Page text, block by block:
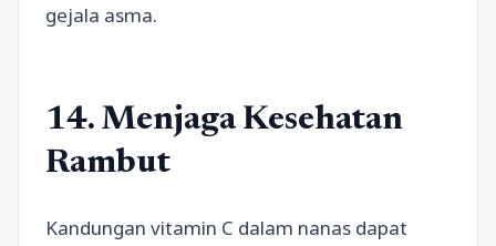
gejala asma.
14. Menjaga Kesehatan
Rambut
Kandungan vitamin C dalam nanas dapat